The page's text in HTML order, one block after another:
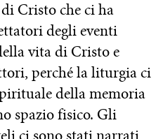
Cristo che ci ha
degli eventi
vita di Cristo e
perché la liturgia ci
della memoria
spazio fisico. Gli